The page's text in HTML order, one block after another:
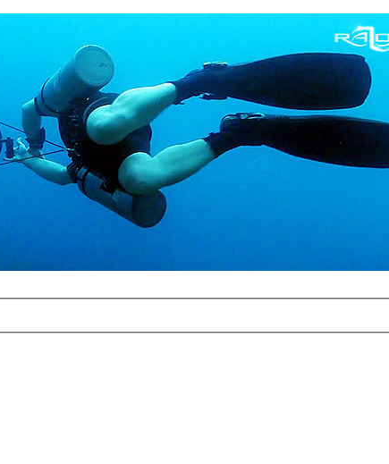
Forensystem umgezogen und
deralten Galerieund ist